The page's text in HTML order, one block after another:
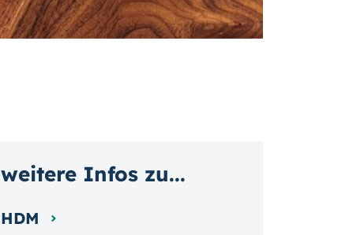
weitere Infos zu...
HDM